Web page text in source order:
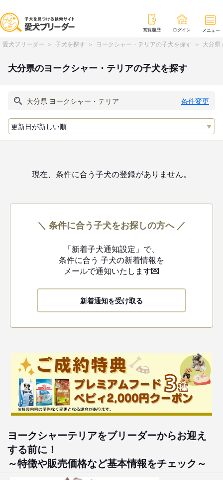
閲覧履歴 ログイン メニュー
愛犬ブリーダー 子犬を探す ヨークシャー・テリアの子犬を探す 大分県
大分県のヨークシャー・テリアの子犬を探す
条件変更
現在、条件に合う子犬の登録がありません。
＼ 条件に合う子犬をお探しの方へ ／
「新着子犬通知設定」で、
条件に合う 子犬の新着情報を
メールで通知いたします💌
新着通知を受け取る
ヨークシャーテリアをブリーダーからお迎え
する前に！
～特徴や販売価格など基本情報をチェック～